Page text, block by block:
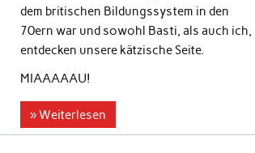
dem britischen Bildungssystem in den
70ern war und sowohl Basti, als auch ich,
entdecken unsere kätzische Seite.
MIAAAAAU!
» Weiterlesen